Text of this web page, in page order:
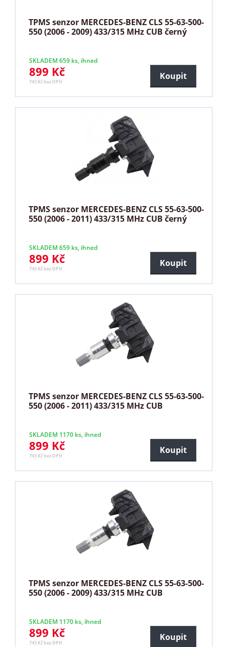
TPMS senzor MERCEDES-BENZ CLS 55-63-500-
550 (2006 - 2009) 433/315 MHz CUB černý
SKLADEM 659 ks, ihned
899 Kč
743 Kč bez DPH
Koupit
TPMS senzor MERCEDES-BENZ CLS 55-63-500-
550 (2006 - 2011) 433/315 MHz CUB černý
SKLADEM 659 ks, ihned
899 Kč
743 Kč bez DPH
Koupit
TPMS senzor MERCEDES-BENZ CLS 55-63-500-
550 (2006 - 2011) 433/315 MHz CUB
SKLADEM 1170 ks, ihned
899 Kč
743 Kč bez DPH
Koupit
TPMS senzor MERCEDES-BENZ CLS 55-63-500-
550 (2006 - 2009) 433/315 MHz CUB
SKLADEM 1170 ks, ihned
899 Kč
743 Kč bez DPH
Koupit